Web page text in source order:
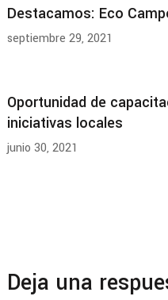
Destacamos: Eco
septiembre 29, 2021
Oportunidad de
iniciativas locales
junio 30, 2021
Deja una